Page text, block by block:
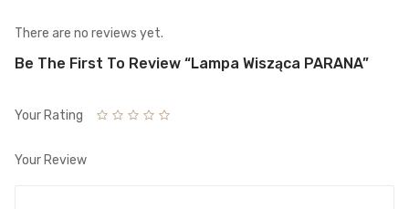
There are no reviews yet.
Be The First To Review “Lampa Wisząca PARANA”
Your Rating
Your Review